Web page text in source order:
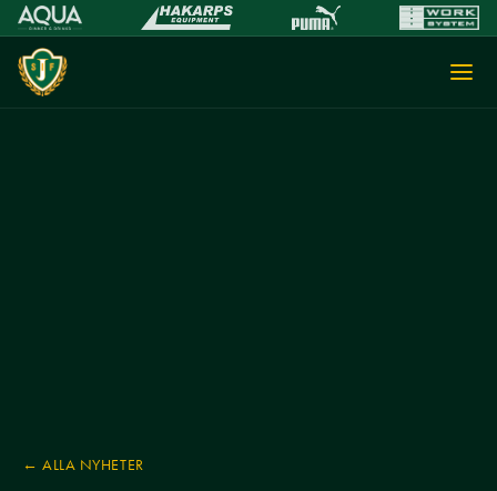
← ALLA NYHETER